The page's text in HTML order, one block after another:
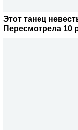
Этот танец
Пересмотрела 10